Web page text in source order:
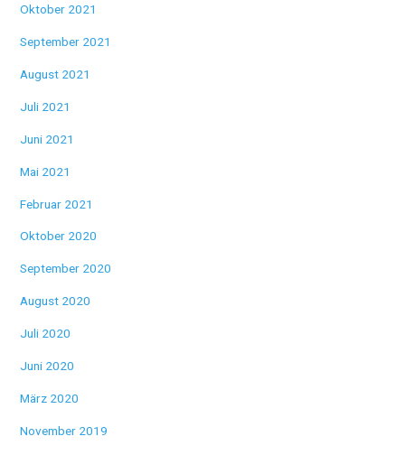
Oktober 2021
September 2021
August 2021
Juli 2021
Juni 2021
Mai 2021
Februar 2021
Oktober 2020
September 2020
August 2020
Juli 2020
Juni 2020
März 2020
November 2019